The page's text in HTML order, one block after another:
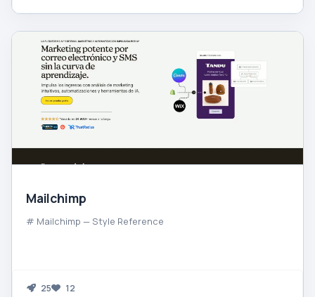
Mailchimp
# Mailchimp — Style Reference
25 12